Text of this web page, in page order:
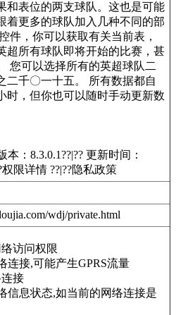
和表位的两支球队。这也是可能
着更多的球队加入几种不同的部
件，你可以获取有关当前表，
超所有球队即将开始的比赛，甚
您可以选择所有的英超球队二
二千〇一十五。 所有数据都自
时，但你也可以随时手动更新数
本：8.3.0.1??|?? 更新时间：
权限详情 ??|??隐私政策
wdj/private.html
访问权限
连接,可能产生GPRS流量
接
信息状态,如当前的网络连接是